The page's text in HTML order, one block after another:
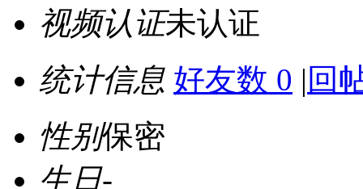
视频认证未认证
统计信息 好友数 0 | 回
性别保密
生日-